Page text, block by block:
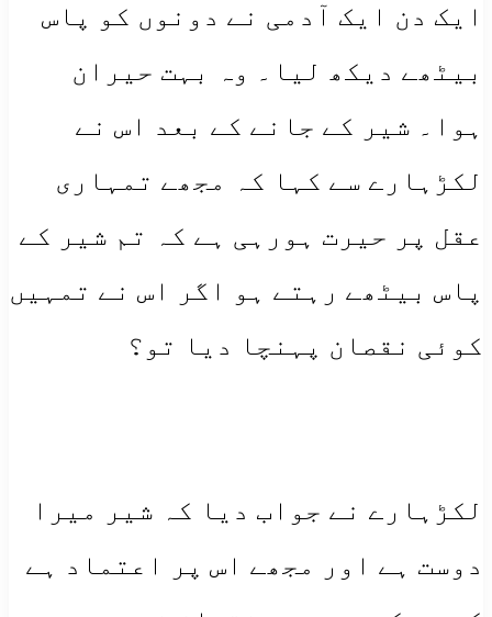
ایک دن ایک آدمی نے دونوں کو پاس
بیٹھے دیکھ لیا۔ وہ بہت حیران
ہوا۔ شیر کے جانے کے بعد اس نے
لکڑہارے سے کہا کہ مجھے تمہاری
عقل پر حیرت ہورہی ہے کہ تم شیر کے
پاس بیٹھے رہتے ہو اگر اس نے تمہیں
کوئی نقصان پہنچا دیا تو؟
لکڑہارے نے جواب دیا کہ شیر میرا
دوست ہے اور مجھے اس پر اعتماد ہے